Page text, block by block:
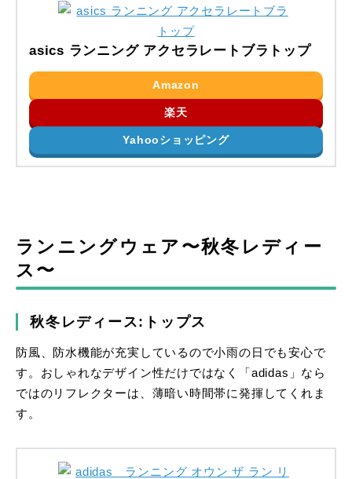
asics ランニング アクセラレートブラトップ
Amazon
楽天
Yahooショッピング
ランニングウェア〜秋冬レディー
ス〜
秋冬レディース:トップス
防風、防水機能が充実しているので小雨の日でも安心で
す。おしゃれなデザイン性だけではなく「adidas」なら
ではのリフレクターは、薄暗い時間帯に発揮してくれま
す。